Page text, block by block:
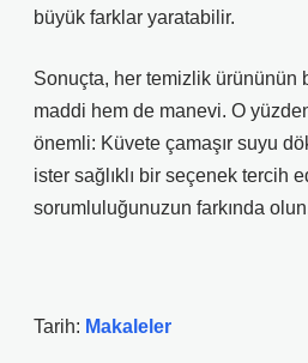
büyük farklar yaratabilir.
Sonuçta, her temizlik ürününün
maddi hem de manevi. O
önemli: Küvete çamaşır suyu
ister sağlıklı bir seçenek tercih
sorumluluğunuzun farkında
Tarih: Makaleler